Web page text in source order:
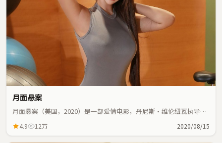
月面悬案
月面悬案（美国，2020）是一部爱情电影，丹尼斯·维伦纽瓦执导，
4.9 12万 2020/08/15